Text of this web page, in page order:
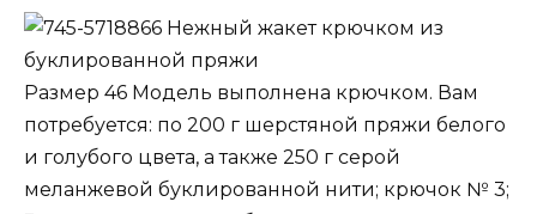
Нежный жакет крючком из
буклированной пряжи
Размер 46 Модель выполнена крючком. Вам
потребуется: по 200 г шерстяной пряжи белого
и голубого цвета, а также 250 г серой
меланжевой буклированной нити; крючок № 3;